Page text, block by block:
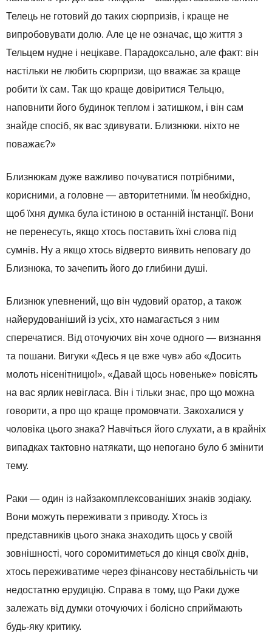
Телець не готовий до таких сюрпризів, і краще не
випробовувати долю. Але це не означає, що життя з
Тельцем нудне і нецікаве. Парадоксально, але факт: він
настільки не любить сюрпризи, що вважає за краще
робити їх сам. Так що краще довіритися Тельцю,
наповнити його будинок теплом і затишком, і він сам
знайде спосіб, як вас здивувати. Близнюки. ніхто не
поважає?»
Близнюкам дуже важливо почуватися потрібними,
корисними, а головне — авторитетними. Їм необхідно,
щоб їхня думка була істиною в останній інстанції. Вони
не перенесуть, якщо хтось поставить їхні слова під
сумнів. Ну а якщо хтось відверто виявить неповагу до
Близнюка, то зачепить його до глибини душі.
Близнюк упевнений, що він чудовий оратор, а також
найерудованіший із усіх, хто намагається з ним
сперечатися. Від оточуючих він хоче одного — визнання
та пошани. Вигуки «Десь я це вже чув» або «Досить
молоть нісенітницю!», «Давай щось новеньке» повісять
на вас ярлик невігласа. Він і тільки знає, про що можна
говорити, а про що краще промовчати. Закохалися у
чоловіка цього знака? Навчіться його слухати, а в крайніх
випадках тактовно натякати, що непогано було б змінити
тему.
Раки — один із найзакомплексованіших знаків зодіаку.
Вони можуть переживати з приводу. Хтось із
представників цього знака знаходить щось у своїй
зовнішності, чого соромитиметься до кінця своїх днів,
хтось переживатиме через фінансову нестабільність чи
недостатню ерудицію. Справа в тому, що Раки дуже
залежать від думки оточуючих і болісно сприймають
будь-яку критику.